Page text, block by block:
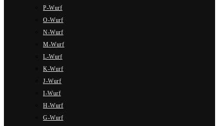
P-Wurf
O-Wurf
N-Wurf
M-Wurf
L-Wurf
K-Wurf
J-Wurf
I-Wurf
H-Wurf
G-Wurf